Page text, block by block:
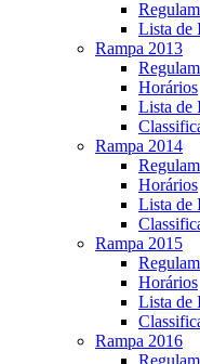
Lista de
Rampa 2013
Horários
Lista de
Rampa 2014
Horários
Lista de
Rampa 2015
Horários
Lista de
Rampa 2016